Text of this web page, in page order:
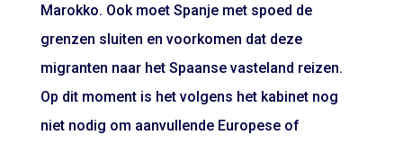
Marokko. Ook moet Spanje met spoed de
grenzen sluiten en voorkomen dat deze
migranten naar het Spaanse vasteland reizen.
Op dit moment is het volgens het kabinet nog
niet nodig om aanvullende Europese of